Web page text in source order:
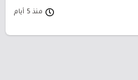
منذ 5 أيام